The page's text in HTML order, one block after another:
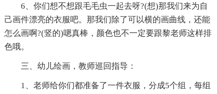
6、你们想不想跟毛毛虫一起去呀?(想)那我们来为自
己画件漂亮的衣服吧。那我们除了可以横的画曲线，还能
怎么画啊?(竖的)嗯真棒，颜色也不一定要跟黎老师这样排
色哦。
三、幼儿绘画，教师巡回指导：
1、老师给你们都准备了一件衣服，分成5个组，每组